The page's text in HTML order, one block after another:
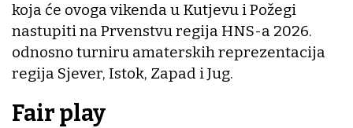
koja će ovoga vikenda u Kutjevu i Požegi
nastupiti na Prvenstvu regija HNS-a 2026.
odnosno turniru amaterskih reprezentacija
regija Sjever, Istok, Zapad i Jug.
Fair play